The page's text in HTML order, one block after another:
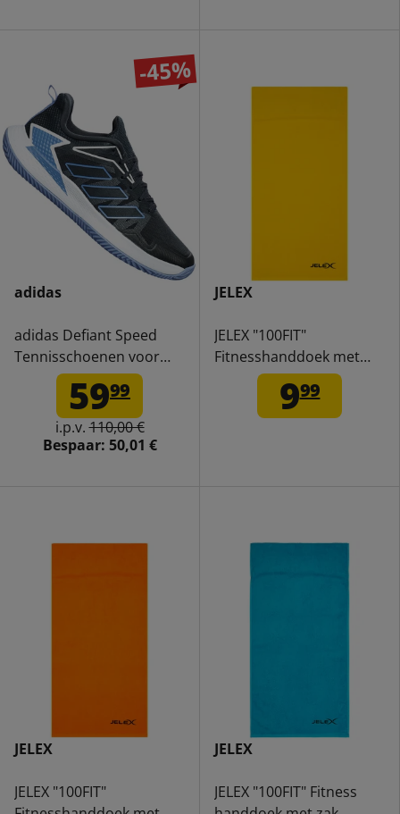
-45%
adidas
adidas Defiant Speed
Tennisschoenen voor
dames GX7135
5999
i.p.v.110,00 €
Bespaar: 50,01 €
JELEX
JELEX "100FIT"
Fitnesshanddoek met
ritsvak geel999
JELEX
JELEX "100FIT"
JELEX
JELEX "100FIT" Fitness